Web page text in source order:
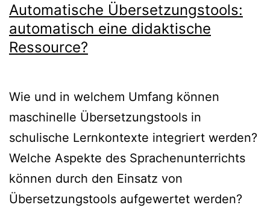
Automatische Übersetzungstools:
automatisch eine didaktische
Ressource?
Wie und in welchem Umfang können
maschinelle Übersetzungstools in
schulische Lernkontexte integriert werden?
Welche Aspekte des Sprachenunterrichts
können durch den Einsatz von
Übersetzungstools aufgewertet werden?